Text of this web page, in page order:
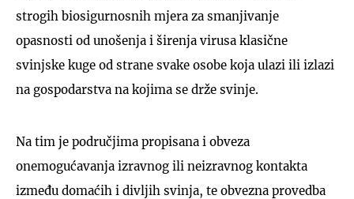
strogih biosigurnosnih mjera za smanjivanje
opasnosti od unošenja i širenja virusa klasične
svinjske kuge od strane svake osobe koja ulazi ili izlazi
na gospodarstva na kojima se drže svinje.
Na tim je područjima propisana i obveza
onemogućavanja izravnog ili neizravnog kontakta
između domaćih i divljih svinja, te obvezna provedba